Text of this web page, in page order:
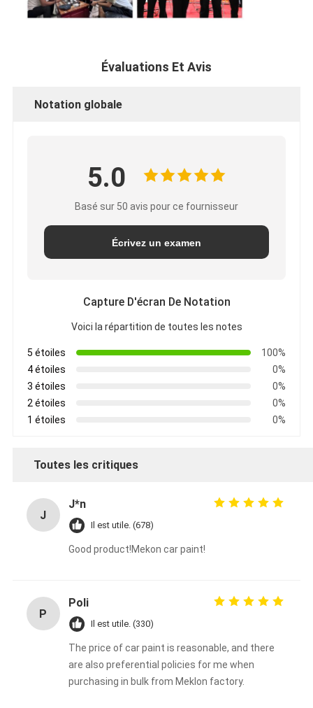
Évaluations Et Avis
Notation globale
5.0
Basé sur 50 avis pour ce fournisseur
Écrivez un examen
Capture D'écran De Notation
Voici la répartition de toutes les notes
5 étoiles
100%
4 étoiles
0%
3 étoiles
0%
2 étoiles
0%
1 étoiles
0%
Toutes les critiques
J
J*n
Il est utile. (678)
Good product!Mekon car paint!
P
Poli
Il est utile. (330)
The price of car paint is reasonable, and there
are also preferential policies for me when
purchasing in bulk from Meklon factory.